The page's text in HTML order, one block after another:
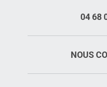
04 68
NOUS